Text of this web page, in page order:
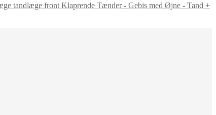
Klaprende Tænder - Gebis med Øjne - Tand +